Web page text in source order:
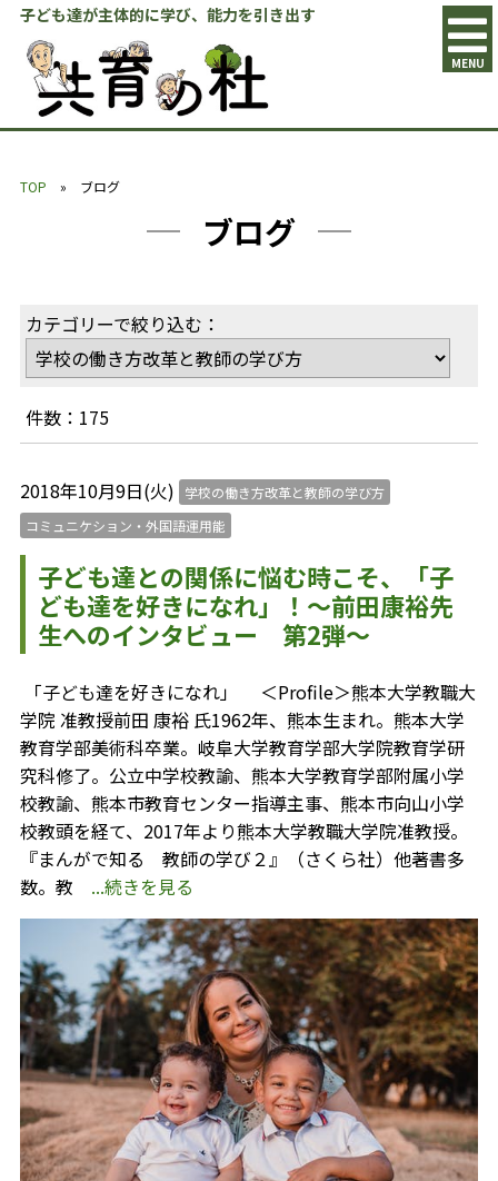
子ども達が主体的に学び、能力を引き出す
MENU
TOP » ブログ
ブログ
カテゴリーで絞り込む：
件数：175
2018年10月9日(火)
学校の働き方改革と教師の学び方
コミュニケション・外国語運用能
子ども達との関係に悩む時こそ、「子
ども達を好きになれ」！～前田康裕先
生へのインタビュー 第2弾～
「子ども達を好きになれ」 ＜Profile＞熊本大学教職大
学院 准教授前田 康裕 氏1962年、熊本生まれ。熊本大学
教育学部美術科卒業。岐阜大学教育学部大学院教育学研
究科修了。公立中学校教諭、熊本大学教育学部附属小学
校教諭、熊本市教育センター指導主事、熊本市向山小学
校教頭を経て、2017年より熊本大学教職大学院准教授。
『まんがで知る 教師の学び２』（さくら社）他著書多
数。教 ...続きを見る